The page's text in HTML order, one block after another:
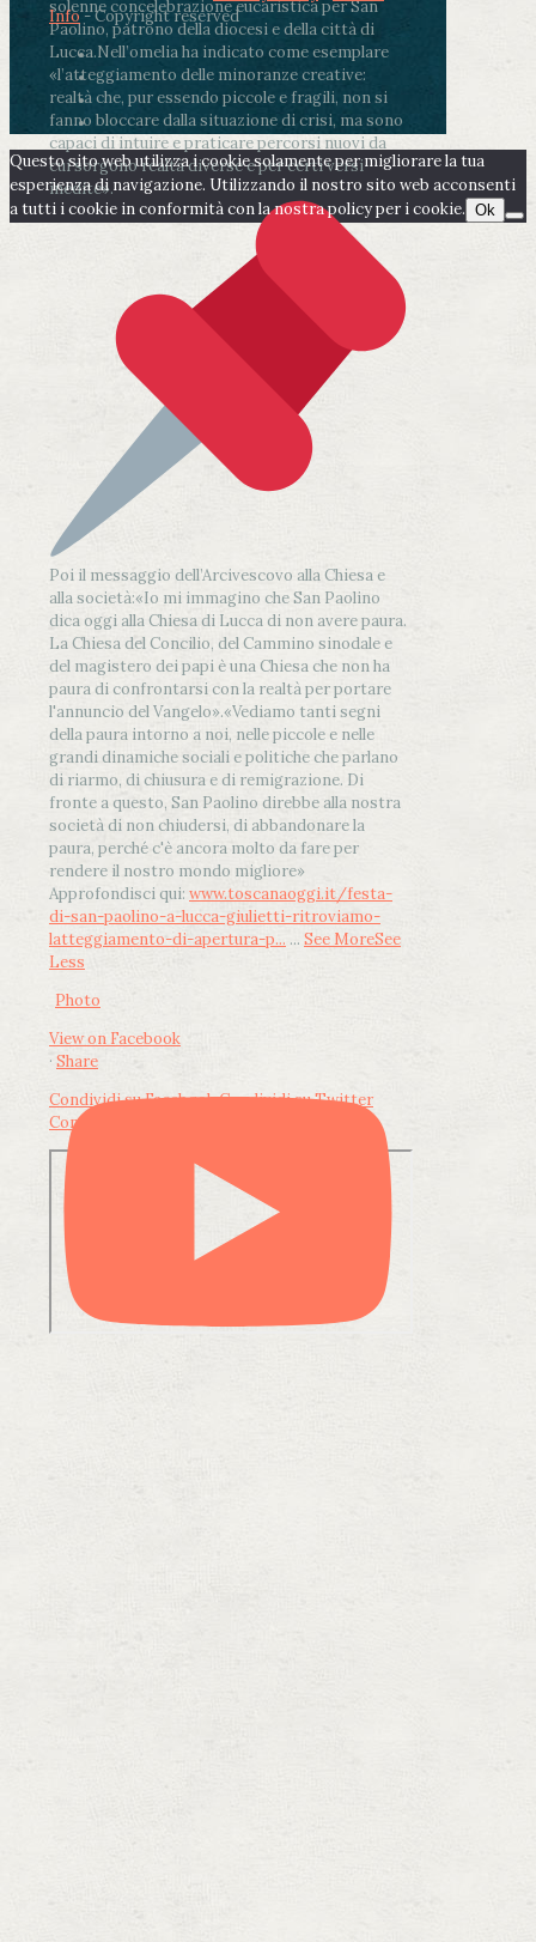
solenne concelebrazione eucaristica per San
Paolino, patrono della diocesi e della città di
Lucca.Nell’omelia ha indicato come esemplare
«l’atteggiamento delle minoranze creative:
realtà che, pur essendo piccole e fragili, non si
fanno bloccare dalla situazione di crisi, ma sono
capaci di intuire e praticare percorsi nuovi da
cui sorgono realtà diverse e per certi versi
inedite».
Poi il messaggio dell’Arcivescovo alla Chiesa e
alla società:«Io mi immagino che San Paolino
dica oggi alla Chiesa di Lucca di non avere paura.
La Chiesa del Concilio, del Cammino sinodale e
del magistero dei papi è una Chiesa che non ha
paura di confrontarsi con la realtà per portare
l'annuncio del Vangelo».«Vediamo tanti segni
della paura intorno a noi, nelle piccole e nelle
grandi dinamiche sociali e politiche che parlano
di riarmo, di chiusura e di remigrazione. Di
fronte a questo, San Paolino direbbe alla nostra
società di non chiudersi, di abbandonare la
paura, perché c'è ancora molto da fare per
rendere il nostro mondo migliore»
Approfondisci qui: www.toscanaoggi.it/festa-
di-san-paolino-a-lucca-giulietti-ritroviamo-
latteggiamento-di-apertura-p... ... See MoreSee
Less
Photo
View on Facebook
· Share
Condividi su FacebookCondividi su Twitter
Condividi su LinkedIn
Info- Copyright reserved
Questo sito web utilizza i cookie solamente per migliorare la tua
esperienza di navigazione. Utilizzando il nostro sito web acconsenti
a tutti i cookie in conformità con la nostra policy per i cookie. Ok